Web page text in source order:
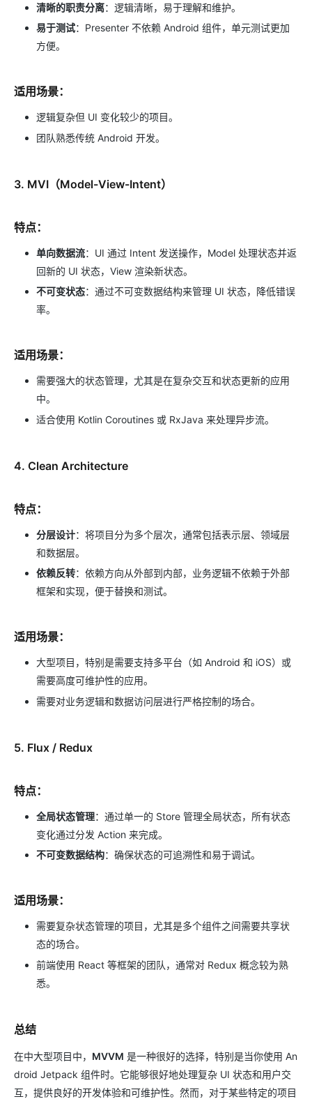
清晰的职责分离：逻辑清晰，易于理解和维护。
易于测试：Presenter 不依赖 Android 组件，单元测试更加
方便。
适用场景：
逻辑复杂但 UI 变化较少的项目。
团队熟悉传统 Android 开发。
3. MVI（Model-View-Intent）
特点：
单向数据流：UI 通过 Intent 发送操作，Model 处理状态并返
回新的 UI 状态，View 渲染新状态。
不可变状态：通过不可变数据结构来管理 UI 状态，降低错误
率。
适用场景：
需要强大的状态管理，尤其是在复杂交互和状态更新的应用
中。
适合使用 Kotlin Coroutines 或 RxJava 来处理异步流。
4. Clean Architecture
特点：
分层设计：将项目分为多个层次，通常包括表示层、领域层
和数据层。
依赖反转：依赖方向从外部到内部，业务逻辑不依赖于外部
框架和实现，便于替换和测试。
适用场景：
大型项目，特别是需要支持多平台（如 Android 和 iOS）或
需要高度可维护性的应用。
需要对业务逻辑和数据访问层进行严格控制的场合。
5. Flux / Redux
特点：
全局状态管理：通过单一的 Store 管理全局状态，所有状态
变化通过分发 Action 来完成。
不可变数据结构：确保状态的可追溯性和易于调试。
适用场景：
需要复杂状态管理的项目，尤其是多个组件之间需要共享状
态的场合。
前端使用 React 等框架的团队，通常对 Redux 概念较为熟
悉。
总结
在中大型项目中， MVVM 是一种很好的选择，特别是当你使用 An
droid Jetpack 组件时。它能够很好地处理复杂 UI 状态和用户交
互，提供良好的开发体验和可维护性。然而，对于某些特定的项目